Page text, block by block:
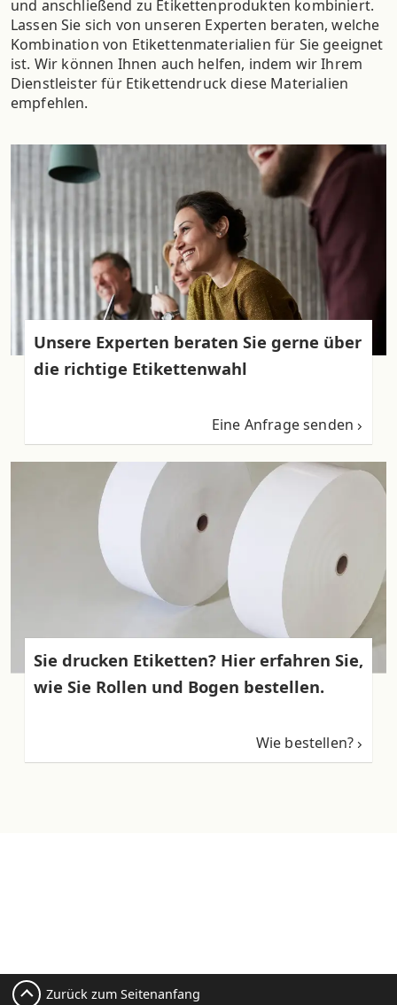
und anschließend zu Etikettenprodukten kombiniert.
Lassen Sie sich von unseren Experten beraten, welche
Kombination von Etikettenmaterialien für Sie geeignet
ist. Wir können Ihnen auch helfen, indem wir Ihrem
Dienstleister für Etikettendruck diese Materialien
empfehlen.
Unsere Experten beraten Sie gerne über
die richtige Etikettenwahl
Eine Anfrage senden
Sie drucken Etiketten? Hier erfahren Sie,
wie Sie Rollen und Bogen bestellen.
Wie bestellen?
Zurück zum Seitenanfang